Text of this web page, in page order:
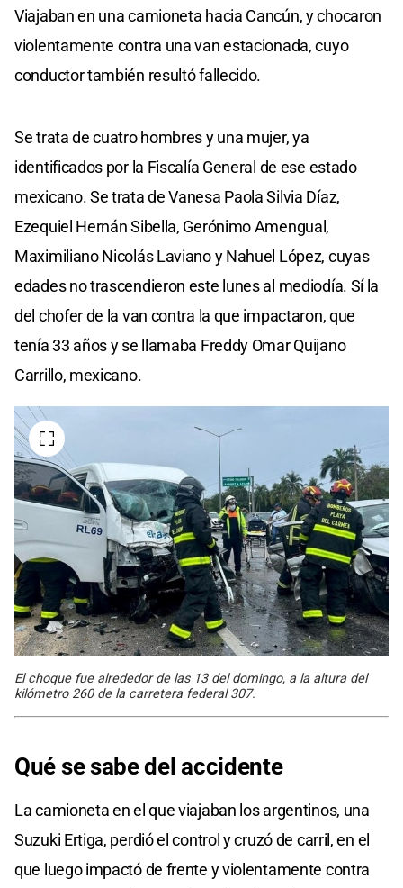
Viajaban en una camioneta hacia Cancún, y chocaron
violentamente contra una van estacionada, cuyo
conductor también resultó fallecido.
Se trata de cuatro hombres y una mujer, ya
identificados por la Fiscalía General de ese estado
mexicano. Se trata de Vanesa Paola Silvia Díaz,
Ezequiel Hernán Sibella, Gerónimo Amengual,
Maximiliano Nicolás Laviano y Nahuel López, cuyas
edades no trascendieron este lunes al mediodía. Sí la
del chofer de la van contra la que impactaron, que
tenía 33 años y se llamaba Freddy Omar Quijano
Carrillo, mexicano.
El choque fue alrededor de las 13 del domingo, a la altura del
kilómetro 260 de la carretera federal 307.
Qué se sabe del accidente
La camioneta en el que viajaban los argentinos, una
Suzuki Ertiga, perdió el control y cruzó de carril, en el
que luego impactó de frente y violentamente contra